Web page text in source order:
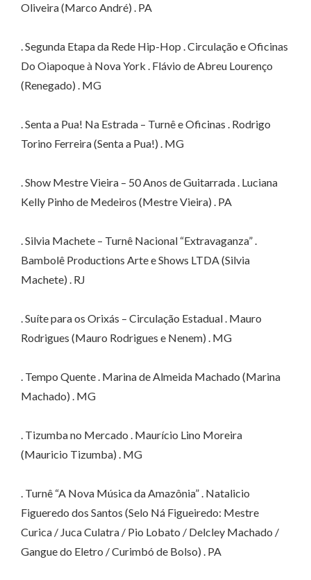
Oliveira (Marco André) . PA
. Segunda Etapa da Rede Hip-Hop . Circulação e Oficinas
Do Oiapoque à Nova York . Flávio de Abreu Lourenço
(Renegado) . MG
. Senta a Pua! Na Estrada – Turnê e Oficinas . Rodrigo
Torino Ferreira (Senta a Pua!) . MG
. Show Mestre Vieira – 50 Anos de Guitarrada . Luciana
Kelly Pinho de Medeiros (Mestre Vieira) . PA
. Silvia Machete – Turnê Nacional “Extravaganza” .
Bambolê Productions Arte e Shows LTDA (Silvia
Machete) . RJ
. Suíte para os Orixás – Circulação Estadual . Mauro
Rodrigues (Mauro Rodrigues e Nenem) . MG
. Tempo Quente . Marina de Almeida Machado (Marina
Machado) . MG
. Tizumba no Mercado . Maurício Lino Moreira
(Mauricio Tizumba) . MG
. Turnê “A Nova Música da Amazônia” . Natalicio
Figueredo dos Santos (Selo Ná Figueiredo: Mestre
Curica / Juca Culatra / Pio Lobato / Delcley Machado /
Gangue do Eletro / Curimbó de Bolso) . PA